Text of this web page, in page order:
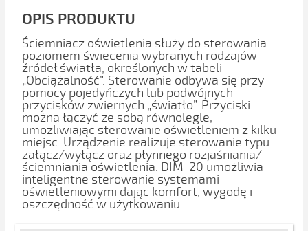
OPIS PRODUKTU
Ściemniacz oświetlenia służy do sterowania
poziomem świecenia wybranych rodzajów
źródeł światła, określonych w tabeli
„Obciążalność”. Sterowanie odbywa się przy
pomocy pojedyńczych lub podwójnych
przycisków zwiernych „światło”. Przyciski
można łączyć ze sobą równolegle,
umożliwiając sterowanie oświetleniem z kilku
miejsc. Urządzenie realizuje sterowanie typu
załącz/wyłącz oraz płynnego rozjaśniania/
ściemniania oświetlenia. DIM-20 umożliwia
inteligentne sterowanie systemami
oświetleniowymi dając komfort, wygodę i
oszczędność w użytkowaniu.